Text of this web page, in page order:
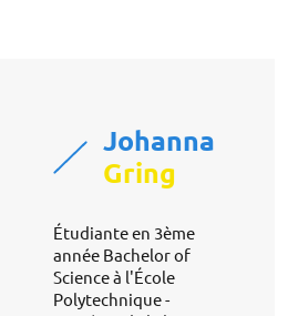
Johanna
Gring
Étudiante en 3ème
année Bachelor of
Science à l'École
Polytechnique -